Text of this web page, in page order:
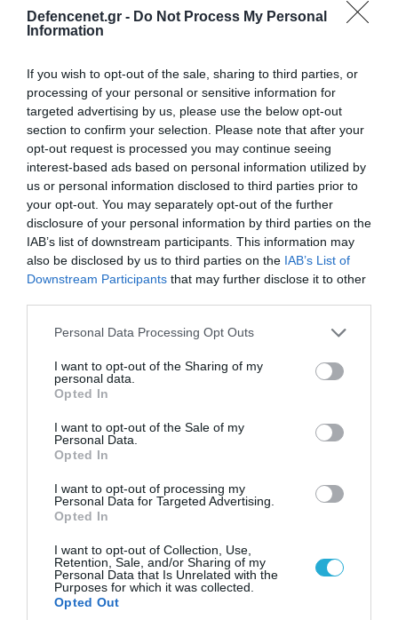
Defencenet.gr - Do Not Process My Personal
Information
If you wish to opt-out of the sale, sharing to third parties, or
processing of your personal or sensitive information for
targeted advertising by us, please use the below opt-out
section to confirm your selection. Please note that after your
opt-out request is processed you may continue seeing
interest-based ads based on personal information utilized by
us or personal information disclosed to third parties prior to
your opt-out. You may separately opt-out of the further
disclosure of your personal information by third parties on the
IAB’s list of downstream participants. This information may
also be disclosed by us to third parties on the IAB’s List of
Downstream Participants that may further disclose it to other
Please note that this website/app uses one or more Google
not limited to your visit or usage behaviour. You may click to
grant or deny consent to Google and its third-party tags to
use your data for below specified purposes in below Google
consent section.
Personal Data Processing Opt Outs
I want to opt-out of the Sharing of my
personal data.
Opted In
I want to opt-out of the Sale of my
Personal Data.
Opted In
I want to opt-out of processing my
Personal Data for Targeted Advertising.
Opted In
I want to opt-out of Collection, Use,
Retention, Sale, and/or Sharing of my
Personal Data that Is Unrelated with the
Purposes for which it was collected.
Opted Out
08.08.2026 | 17:02
Σε «αναμμένα κάρβουνα» η Τουρκία:
Θάλασσα
09.08.2026 | 13:02
Στενών του Ορμούζ: «Δίνετε άμεσα 300
δισ.δολάρια και διόδια» (upd)
ΠΟΛΙΤΙΚΗ